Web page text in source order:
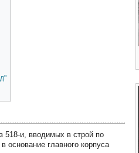
518-и, вводимых в строй по
основание главного корпуса